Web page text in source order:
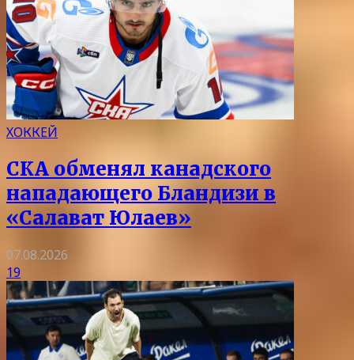
ХОККЕЙ
СКА обменял канадского
нападающего Бландизи в
«Салават Юлаев»
07.08.2026
19